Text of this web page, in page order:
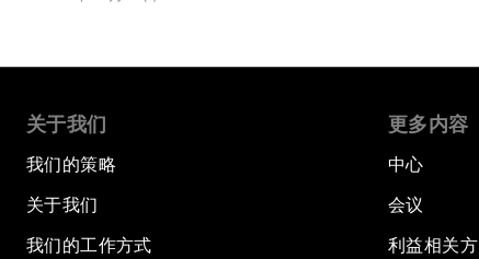
关于我们
我们的策略
关于我们
我们的工作方式
更多内容
中心
会议
利益相关方